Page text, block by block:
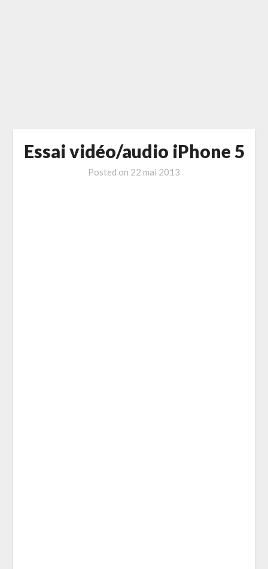
Essai vidéo/audio iPhone 5
Posted on 22 mai 2013